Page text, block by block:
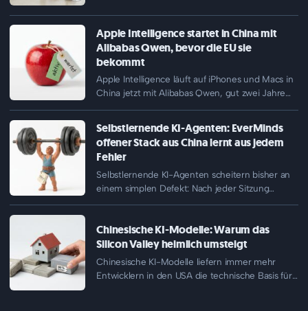
Apple Intelligence startet in China mit
Alibabas Qwen, bevor die EU sie
bekommt
Apple Intelligence läuft auf iPhones und Macs in
China jetzt mit Alibabas Qwen, gut zwei Jahre
Selbstlernende KI-Agenten: EverMinds
offener Stack aus China lernt aus jedem
Fehler
Selbstlernende KI-Agenten scheitern bisher an
einem simplen Defekt: Nach jeder Sitzung
Chinesische KI-Modelle: Warum das
Silicon Valley heimlich umsteigt
Chinesische KI-Modelle liefern immer mehr
Entwicklern in den USA die technische Basis für